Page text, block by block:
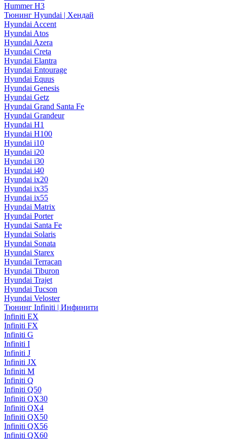
Hummer H3
Тюнинг Hyundai | Хендай
Hyundai Accent
Hyundai Atos
Hyundai Azera
Hyundai Creta
Hyundai Elantra
Hyundai Entourage
Hyundai Equus
Hyundai Genesis
Hyundai Getz
Hyundai Grand Santa Fe
Hyundai Grandeur
Hyundai H1
Hyundai H100
Hyundai i10
Hyundai i20
Hyundai i30
Hyundai i40
Hyundai ix20
Hyundai ix35
Hyundai ix55
Hyundai Matrix
Hyundai Porter
Hyundai Santa Fe
Hyundai Solaris
Hyundai Sonata
Hyundai Starex
Hyundai Terracan
Hyundai Tiburon
Hyundai Trajet
Hyundai Tucson
Hyundai Veloster
Тюнинг Infiniti | Инфинити
Infiniti EX
Infiniti FX
Infiniti G
Infiniti I
Infiniti J
Infiniti JX
Infiniti M
Infiniti Q
Infiniti Q50
Infiniti QX30
Infiniti QX4
Infiniti QX50
Infiniti QX56
Infiniti QX60